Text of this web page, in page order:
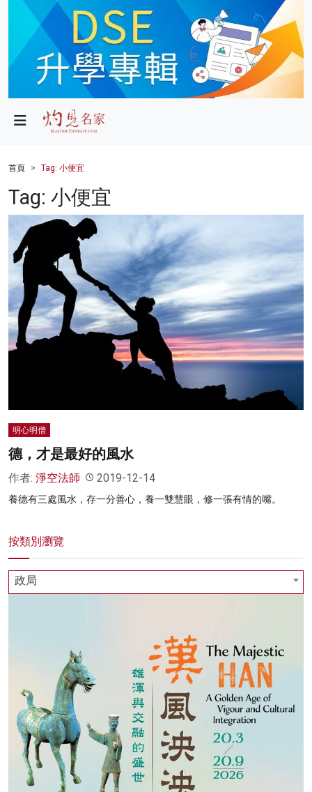
政局
財經
健康
商業
科技
影片
名家榜
首頁 Tag: 小便宜
Tag: 小便宜
明心明僧
德，才是最好的風水
作者: 淨空法師 2019-12-14
養德有三處風水，存一分善心，養一雙慧眼，修一張有情的嘴。
按類別瀏覽
政局